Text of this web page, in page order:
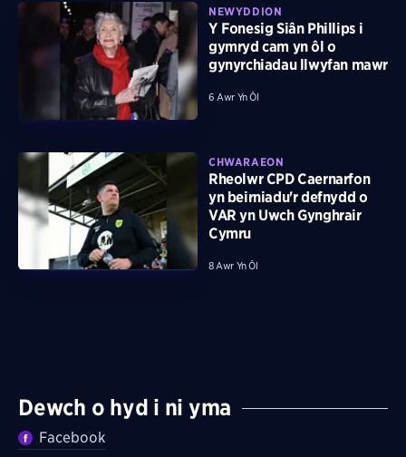
NEWYDDION
Y Fonesig Siân Phillips i
gymryd cam yn ôl o
gynyrchiadau llwyfan mawr
6 Awr Yn Ôl
CHWARAEON
Rheolwr CPD Caernarfon
yn beirniadu'r defnydd o
VAR yn Uwch Gynghrair
Cymru
8 Awr Yn Ôl
Dewch o hyd i ni yma
Facebook